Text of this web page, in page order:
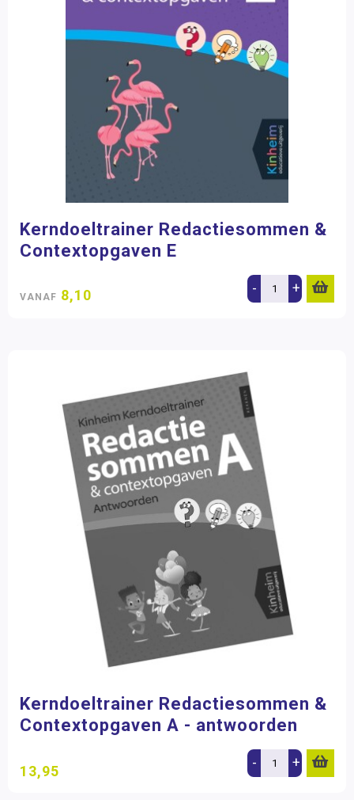
Kerndoeltrainer Redactiesommen &
Contextopgaven E
VANAF 8,10 - +
Kerndoeltrainer Redactiesommen &
Contextopgaven A - antwoorden
13,95 - +